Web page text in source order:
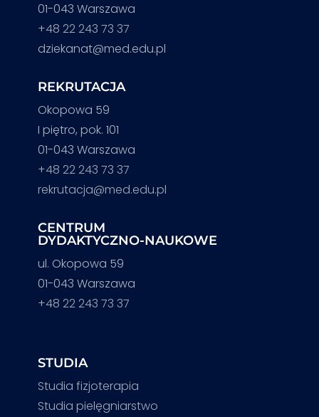
01-043 Warszawa
+48 22 243 73 37
dziekanat@med.edu.pl
REKRUTACJA
Okopowa 59
I piętro, pok. 101
01-043 Warszawa
+48 22 243 73 37
rekrutacja@med.edu.pl
CENTRUM
DYDAKTYCZNO-NAUKOWE
ul. Okopowa 59
01-043 Warszawa
+48 22 243 73 37
STUDIA
Studia fizjoterapia
Studia pielęgniarstwo